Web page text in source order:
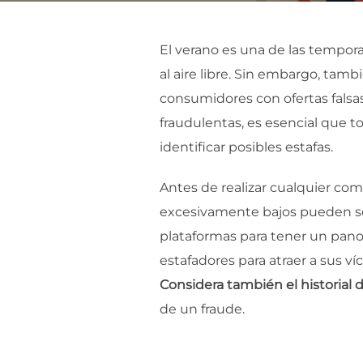
El verano es una de las
al aire libre. Sin embargo,
consumidores con ofertas
fraudulentas, es esencial que
identificar posibles estafas.
Antes de realizar cualquier
excesivamente bajos pueden
plataformas para tener un
estafadores para atraer a sus
Considera también el historial
de un fraude.